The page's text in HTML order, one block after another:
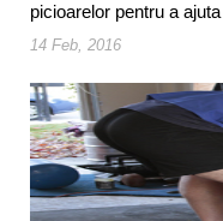
picioarelor pentru a
14 Feb, 2016